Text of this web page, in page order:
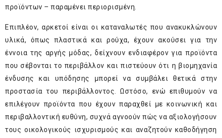
προϊόντων – παραμένει περιορισμένη.
Επιπλέον, αρκετοί είναι οι καταναλωτές που ανακυκλώνουν
υλικά, όπως πλαστικά και ρούχα, έχουν ακούσει για την
έννοια της αργής μόδας, δείχνουν ενδιαφέρον για προϊόντα
που σέβονται το περιβάλλον και πιστεύουν ότι η βιομηχανία
ένδυσης και υπόδησης μπορεί να συμβάλει θετικά στην
προστασία του περιβάλλοντος. Ωστόσο, ενώ επιθυμούν να
επιλέγουν προϊόντα που έχουν παραχθεί με κοινωνική και
περιβαλλοντική ευθύνη, συχνά αγνοούν πώς να αξιολογήσουν
τους οικολογικούς ισχυρισμούς και αναζητούν καθοδήγηση